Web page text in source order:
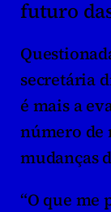
futuro
secretária
é mais a
número de
mudanças
“O que me